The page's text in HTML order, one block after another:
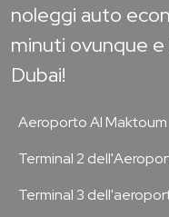
noleggi auto
minuti ovunque
Dubai!
Aeroporto Al Maktoum
Terminal 2
Terminal 3